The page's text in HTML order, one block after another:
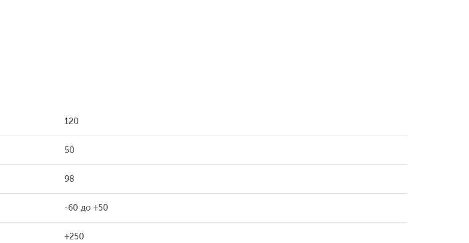
120
50
98
-60 до +50
+250